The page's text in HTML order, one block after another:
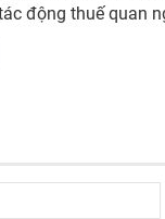
động thuế quan